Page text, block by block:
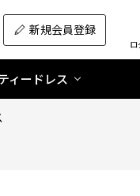
新規会員登録
ィードレス